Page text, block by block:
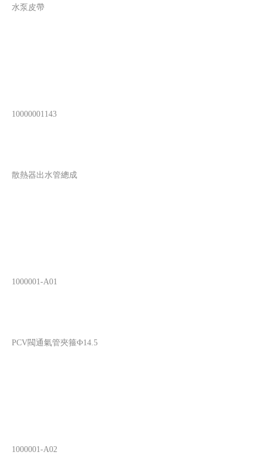
水泵皮帶
10000001143
散熱器出水管總成
1000001-A01
PCV閥通氣管夾箍Ф14.5
1000001-A02